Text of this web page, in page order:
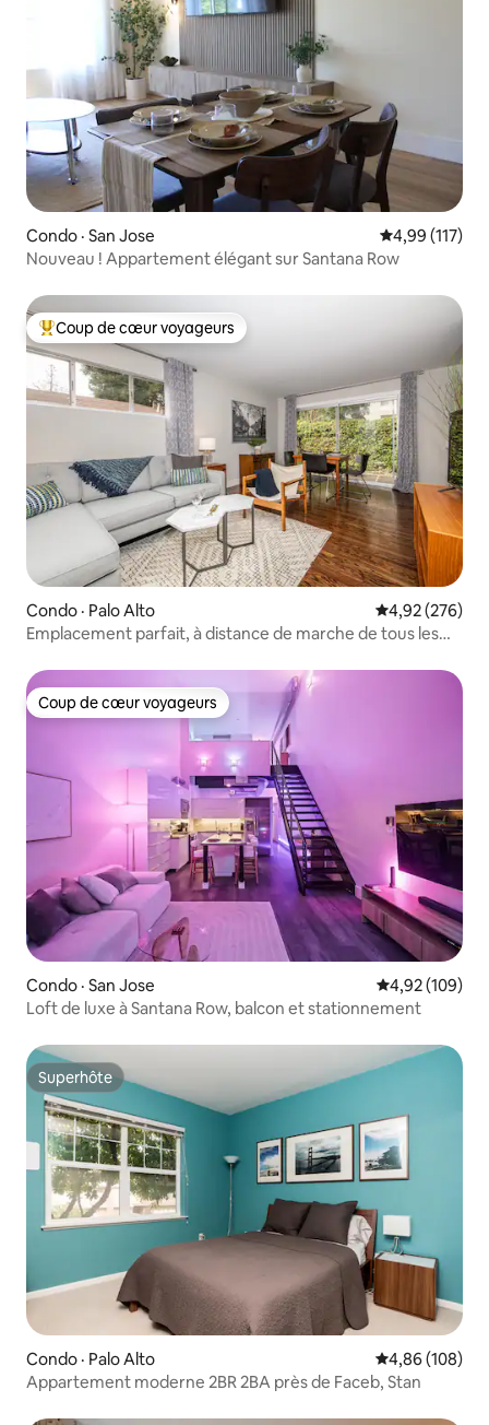
Condo · San Jose Note
4,99 (117)
Nouveau ! Appartement élégant sur Santana Row
Coup de cœur voyageurs parmi les plus aimés
Coup de cœur voyageurs
Condo · Palo Alto Note
4,92 (276)
Emplacement parfait, à distance de marche de tous les
Coup de cœur voyageurs
Coup de cœur voyageurs
Condo · San Jose Note
4,92 (109)
Loft de luxe à Santana Row, balcon et stationnement
Superhôte
Superhôte
Condo · Palo Alto Note
4,86 (108)
Appartement moderne 2BR 2BA près de Faceb, Stan